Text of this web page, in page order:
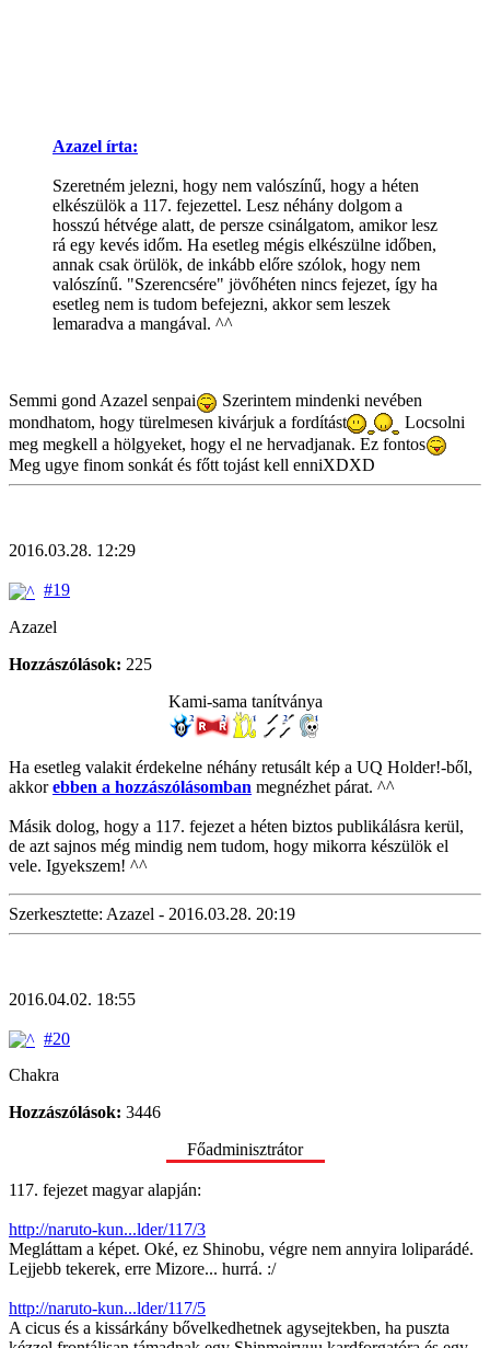
Azazel írta:
Szeretném jelezni, hogy nem valószínű, hogy a héten
elkészülök a 117. fejezettel. Lesz néhány dolgom a
hosszú hétvége alatt, de persze csinálgatom, amikor lesz
rá egy kevés időm. Ha esetleg mégis elkészülne időben,
annak csak örülök, de inkább előre szólok, hogy nem
valószínű. "Szerencsére" jövőhéten nincs fejezet, így ha
esetleg nem is tudom befejezni, akkor sem leszek
lemaradva a mangával. ^^
Semmi gond Azazel senpai
Szerintem mindenki nevében
mondhatom, hogy türelmesen kivárjuk a fordítást
Locsolni
meg megkell a hölgyeket, hogy el ne hervadjanak. Ez fontos
Meg ugye finom sonkát és főtt tojást kell enniXDXD
2016.03.28. 12:29
#19
Azazel
Hozzászólások: 225
Kami-sama tanítványa
Ha esetleg valakit érdekelne néhány retusált kép a UQ Holder!-ből,
akkorebben a hozzászólásomban megnézhet párat. ^^
Másik dolog, hogy a 117. fejezet a héten biztos publikálásra kerül,
de azt sajnos még mindig nem tudom, hogy mikorra készülök el
vele. Igyekszem! ^^
Szerkesztette: Azazel - 2016.03.28. 20:19
2016.04.02. 18:55
#20
Chakra
Hozzászólások: 3446
Főadminisztrátor
117. fejezet magyar alapján:
http://naruto-kun...lder/117/3
Megláttam a képet. Oké, ez Shinobu, végre nem annyira loliparádé.
Lejjebb tekerek, erre Mizore... hurrá. :/
http://naruto-kun...lder/117/5
A cicus és a kissárkány bővelkedhetnek agysejtekben, ha puszta